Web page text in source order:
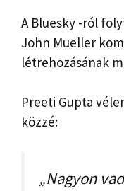
A Bluesky -ról
John Mueller
létrehozásának
Preeti Gupta
közzé:
„Nagyon